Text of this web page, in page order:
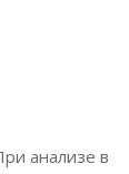
анализе в